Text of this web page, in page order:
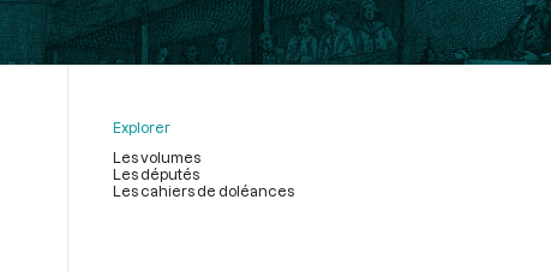
Explorer
Les volumes
Les députés
Les cahiers de doléances